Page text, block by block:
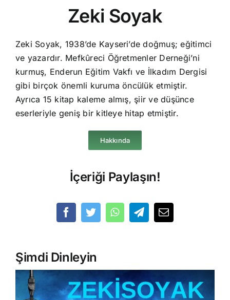
Zeki Soyak
Zeki Soyak, 1938’de Kayseri’de doğmuş; eğitimci
ve yazardır. Mefkûreci Öğretmenler Derneği’ni
kurmuş, Enderun Eğitim Vakfı ve İlkadım Dergisi
gibi birçok önemli kuruma öncülük etmiştir.
Ayrıca 15 kitap kaleme almış, şiir ve düşünce
eserleriyle geniş bir kitleye hitap etmiştir.
Hakkında
İçeriği Paylaşın!
Şimdi Dinleyin